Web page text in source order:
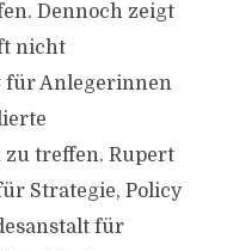
Dennoch zeigt
nicht
für Anlegerinnen
treffen. Rupert
Strategie, Policy
für